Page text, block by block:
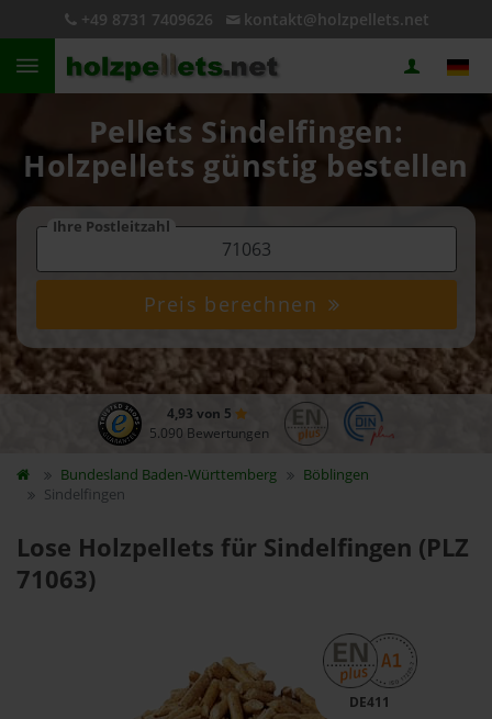
+49 8731 7409626 kontakt@holzpellets.net
Pellets Sindelfingen:
Holzpellets günstig bestellen
Ihre Postleitzahl
Preis berechnen
4,93 von 5
5.090 Bewertungen
Bundesland Baden-Württemberg
Böblingen
Sindelfingen
Lose Holzpellets für Sindelfingen (PLZ
71063)
DE411